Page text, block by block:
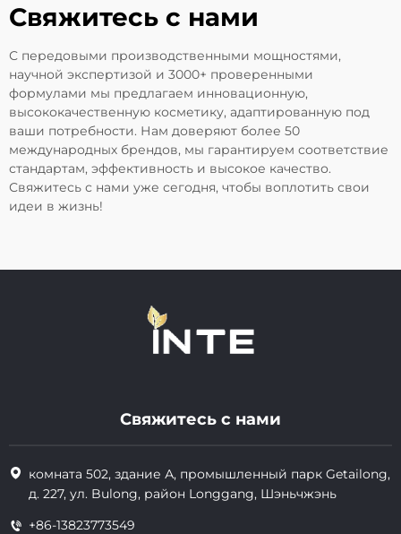
Свяжитесь с нами
С передовыми производственными мощностями,
научной экспертизой и 3000+ проверенными
формулами мы предлагаем инновационную,
высококачественную косметику, адаптированную под
ваши потребности. Нам доверяют более 50
международных брендов, мы гарантируем соответствие
стандартам, эффективность и высокое качество.
Свяжитесь с нами уже сегодня, чтобы воплотить свои
идеи в жизнь!
Свяжитесь с нами
комната 502, здание А, промышленный парк Getailong,
д. 227, ул. Bulong, район Longgang, Шэньчжэнь
+86-13823773549